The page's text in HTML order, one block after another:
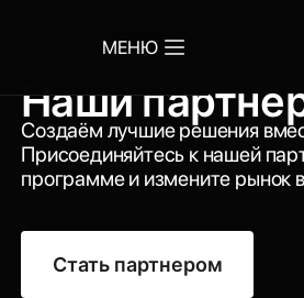
МЕНЮ
Наши
Создаём лучшие решения
Присоединяйтесь к нашей
программе и измените рынок
Стать партнером